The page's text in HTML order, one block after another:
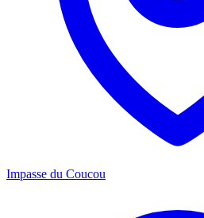
Impasse du Coucou